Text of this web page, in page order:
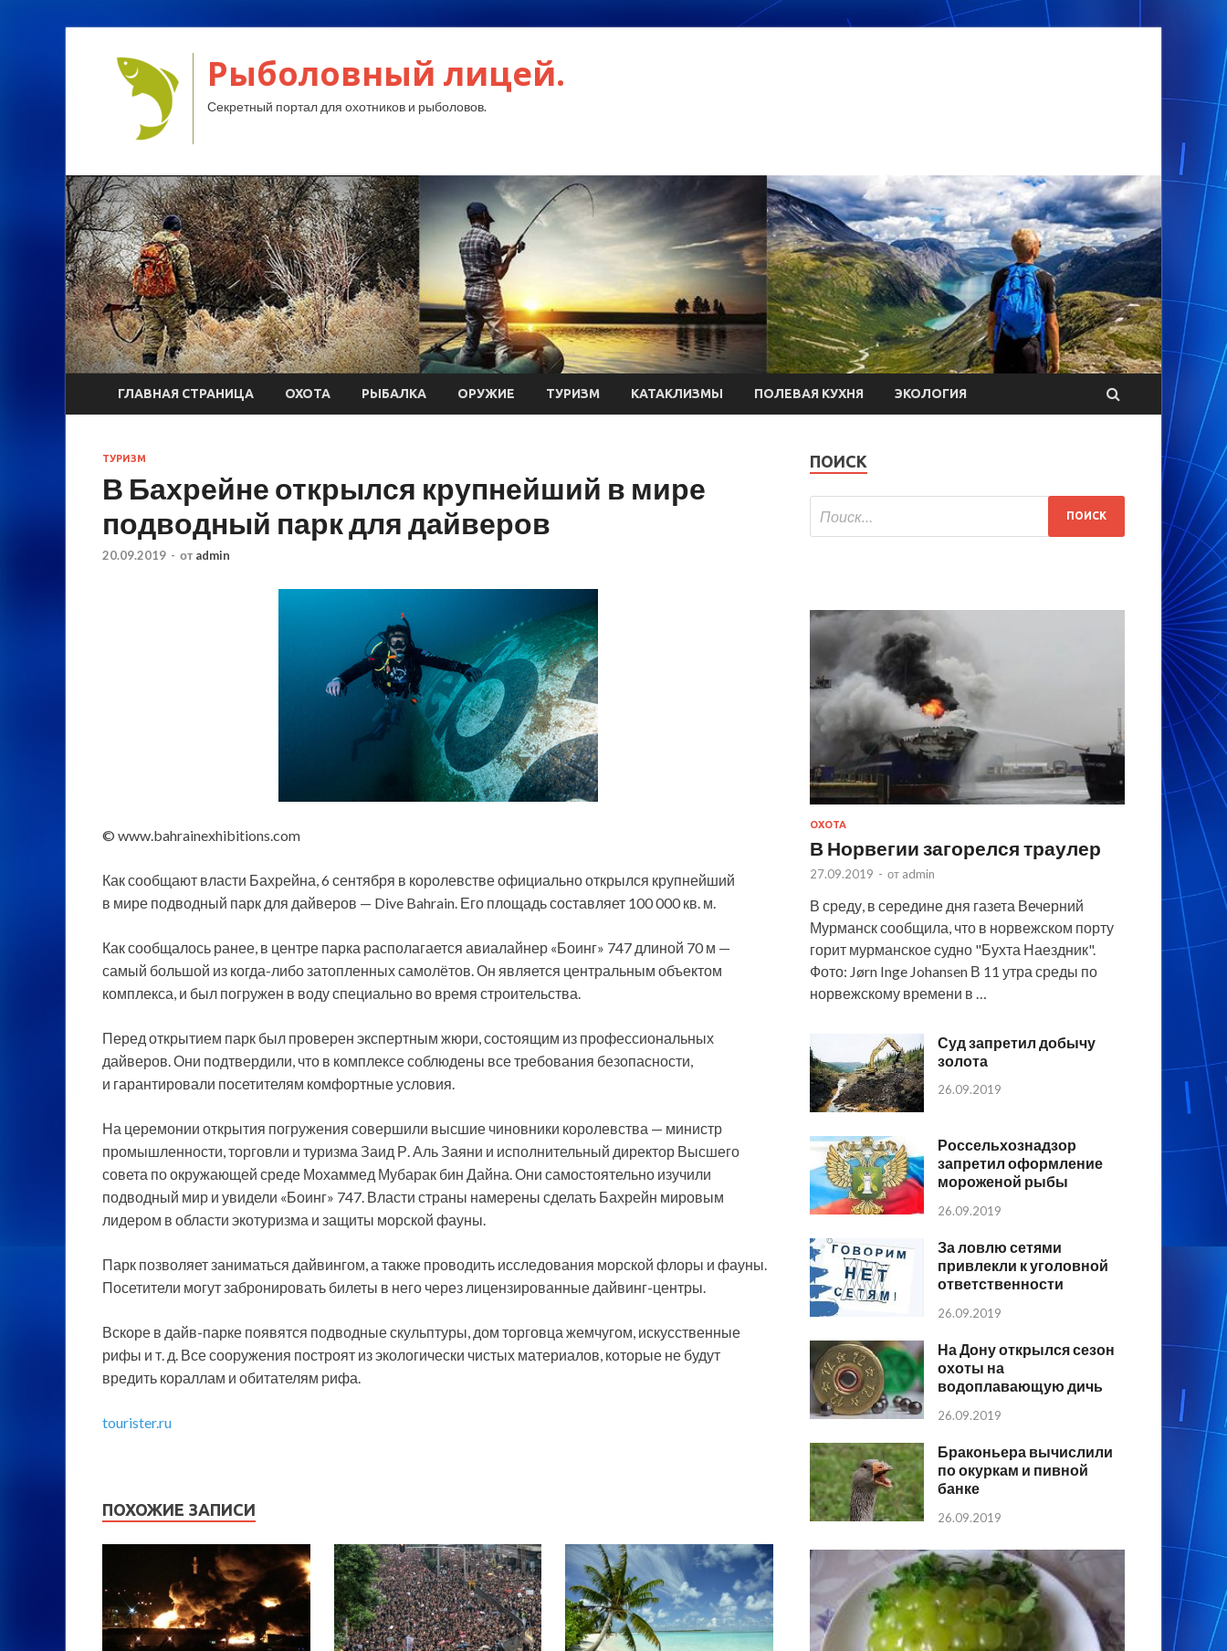
Рыболовный лицей.
Секретный портал для охотников и рыболовов.
ГЛАВНАЯ СТРАНИЦА ОХОТА РЫБАЛКА ОРУЖИЕ ТУРИЗМ КАТАКЛИЗМЫ ПОЛЕВАЯ КУХНЯ ЭКОЛОГИЯ
ТУРИЗМ
В Бахрейне открылся крупнейший в мире
подводный парк для дайверов
20.09.2019 - от admin
© www.bahrainexhibitions.com
Как сообщают власти Бахрейна, 6 сентября в королевстве официально открылся крупнейший
в мире подводный парк для дайверов — Dive Bahrain. Его площадь составляет 100 000 кв. м.
Как сообщалось ранее, в центре парка располагается авиалайнер «Боинг» 747 длиной 70 м —
самый большой из когда-либо затопленных самолётов. Он является центральным объектом
комплекса, и был погружен в воду специально во время строительства.
Перед открытием парк был проверен экспертным жюри, состоящим из профессиональных
дайверов. Они подтвердили, что в комплексе соблюдены все требования безопасности,
и гарантировали посетителям комфортные условия.
На церемонии открытия погружения совершили высшие чиновники королевства — министр
промышленности, торговли и туризма Заид Р. Аль Заяни и исполнительный директор Высшего
совета по окружающей среде Мохаммед Мубарак бин Дайна. Они самостоятельно изучили
подводный мир и увидели «Боинг» 747. Власти страны намерены сделать Бахрейн мировым
лидером в области экотуризма и защиты морской фауны.
Парк позволяет заниматься дайвингом, а также проводить исследования морской флоры и фауны.
Посетители могут забронировать билеты в него через лицензированные дайвинг-центры.
Вскоре в дайв-парке появятся подводные скульптуры, дом торговца жемчугом, искусственные
рифы и т. д. Все сооружения построят из экологически чистых материалов, которые не будут
вредить кораллам и обитателям рифа.
tourister.ru
ПОХОЖИЕ ЗАПИСИ
ПОИСК
ОХОТА
В Норвегии загорелся траулер
27.09.2019 - от admin
В среду, в середине дня газета Вечерний
Мурманск сообщила, что в норвежском порту
горит мурманское судно "Бухта Наездник".
Фото: Jørn Inge Johansen В 11 утра среды по
норвежскому времени в …
Суд запретил добычу
золота
26.09.2019
Россельхознадзор
запретил оформление
мороженой рыбы
26.09.2019
За ловлю сетями
привлекли к уголовной
ответственности
26.09.2019
На Дону открылся сезон
охоты на
водоплавающую дичь
26.09.2019
Браконьера вычислили
по окуркам и пивной
банке
26.09.2019